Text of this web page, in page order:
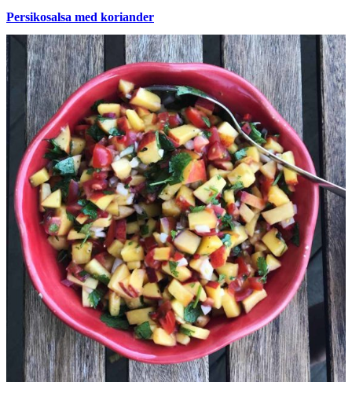
Persikosalsa med koriander